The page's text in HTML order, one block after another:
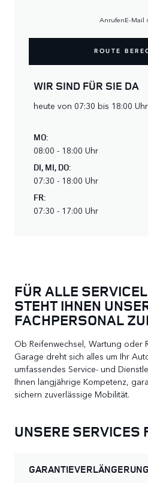
FÜR ALLE
STEHT IHNEN
FACHPERSONAL
Ob Reifenwechsel, Wartung oder
Garage dreht sich alles um Ihr
umfassendes Service- und
Ihnen langjährige Kompetenz,
sichern zuverlässige Mobilität.
UNSERE SERVICES
GARANTIEVERLÄNGERUNG
AnrufenE-Mail
ROUTE
WIR SIND FÜR SIE DA
heute von 07:30 bis 18:00 Uhr
MO:
08:00 - 18:00 Uhr
DI, MI, DO:
07:30 - 18:00 Uhr
FR:
07:30 - 17:00 Uhr